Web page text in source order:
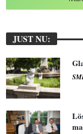
JUST NU: